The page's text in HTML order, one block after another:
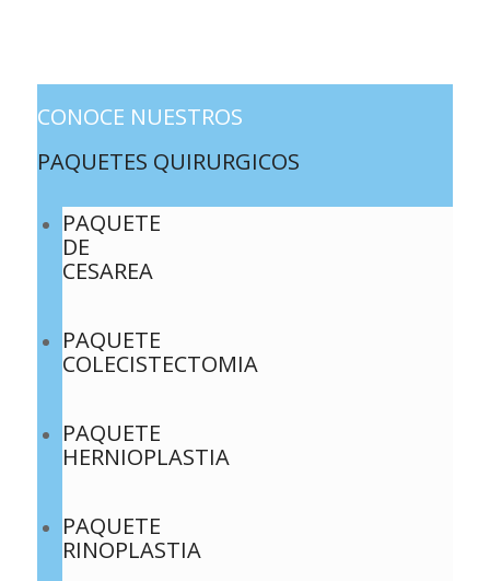
CONOCE NUESTROS
PAQUETES QUIRURGICOS
PAQUETE
DE
CESAREA
PAQUETE
COLECISTECTOMIA
PAQUETE
HERNIOPLASTIA
PAQUETE
RINOPLASTIA